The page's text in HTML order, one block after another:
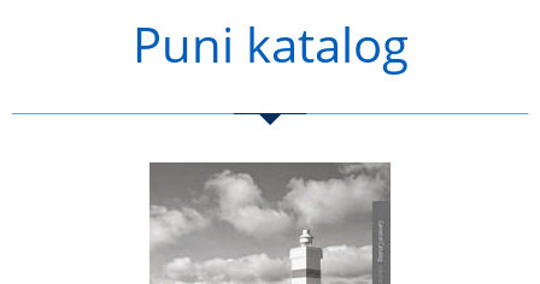
Puni katalog